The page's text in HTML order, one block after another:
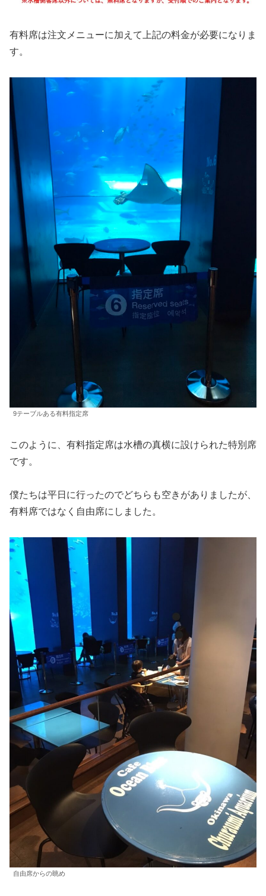
有料席は注文メニューに加えて上記の料金が必要になりま
す。
9テーブルある有料指定席
このように、有料指定席は水槽の真横に設けられた特別席
です。
僕たちは平日に行ったのでどちらも空きがありましたが、
有料席ではなく自由席にしました。
自由席からの眺め